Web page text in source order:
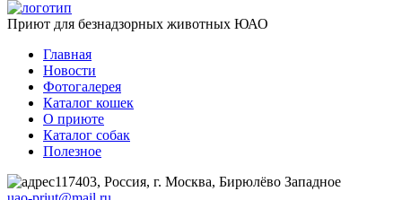
Приют для безнадзорных животных ЮАО
Главная
Новости
Фотогалерея
Каталог кошек
О приюте
Каталог собак
Полезное
117403, Россия, г. Москва, Бирюлёво Западное